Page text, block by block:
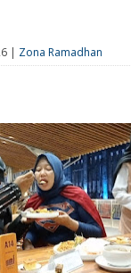
| Zona Ramadhan